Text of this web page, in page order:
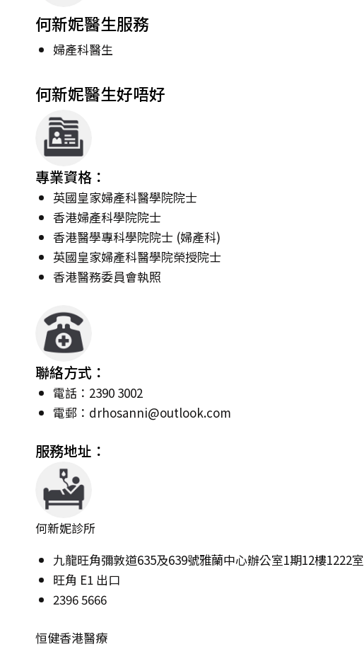
何新妮醫生服務
婦產科醫生
何新妮醫生好唔好
專業資格：
英國皇家婦產科醫學院院士
香港婦產科學院院士
香港醫學專科學院院士 (婦產科)
英國皇家婦產科醫學院榮授院士
香港醫務委員會執照
聯絡方式：
電話：2390 3002
電郵： drhosanni@outlook.com
服務地址：
何新妮診所
九龍旺角彌敦道635及639號雅蘭中心辦公室1期12樓1222室
旺角 E1 出口
2396 5666
恒健香港醫療